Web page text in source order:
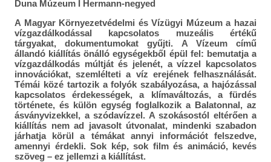
Duna Múzeum I Hermann-negyed
A Magyar Környezetvédelmi és Vízügyi Múzeum a hazai
vízgazdálkodással kapcsolatos muzeális értékű
tárgyakat, dokumentumokat gyűjti. A Vízeum című
állandó kiállítás önálló egységekből épül fel: bemutatja a
vízgazdálkodás múltját és jelenét, a vízzel kapcsolatos
innovációkat, szemlélteti a víz erejének felhasználását.
Témái közé tartozik a folyók szabályozása, a hajózással
kapcsolatos érdekességek, a klímaváltozás, a fürdés
története, és külön egység foglalkozik a Balatonnal, az
ásványvizekkel, a szódavízzel. A szokásostól eltérően a
kiállítás nem ad javasolt útvonalat, mindenki szabadon
járhatja körül a témákat annyi információt felszedve,
amennyi érdekli. Sok kép, sok film és animáció, kevés
szöveg – ez jellemzi a kiállítást.